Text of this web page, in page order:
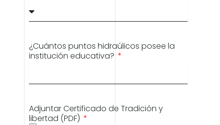
¿Cuántos puntos hidraúlicos posee la
institución educativa?
Adjuntar Certificado de Tradición y
libertad (PDF)